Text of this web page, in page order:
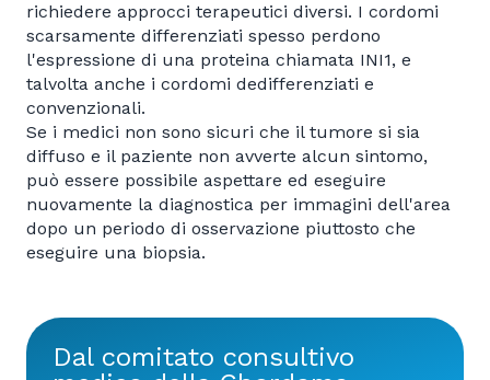
richiedere approcci terapeutici diversi. I cordomi
scarsamente differenziati spesso perdono
l'espressione di una proteina chiamata INI1, e
talvolta anche i cordomi dedifferenziati e
convenzionali.
Se i medici non sono sicuri che il tumore si sia
diffuso e il paziente non avverte alcun sintomo,
può essere possibile aspettare ed eseguire
nuovamente la diagnostica per immagini dell'area
dopo un periodo di osservazione piuttosto che
eseguire una biopsia.
Dal comitato consultivo